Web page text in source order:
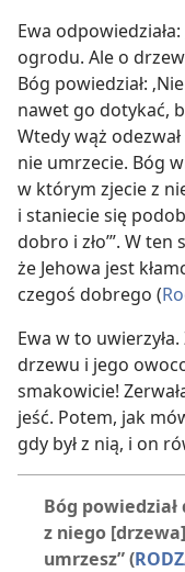
Ewa
ogrodu. Ale o
Bóg powiedział:
nawet go dotykać,
Wtedy wąż
nie umrzecie. Bóg
w którym zjecie z
i staniecie się
dobro i zło’”. W
że Jehowa jest
czegoś dobrego (
Ewa w to
drzewu i jego
smakowicie!
jeść. Potem, jak
gdy był z nią, i on
Bóg
z niego
umrzesz” (